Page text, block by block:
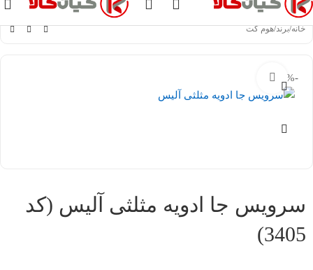
خانه/برند/هوم کت
-21%
سرویس جا ادویه مثلثی آلیس (کد
3405)